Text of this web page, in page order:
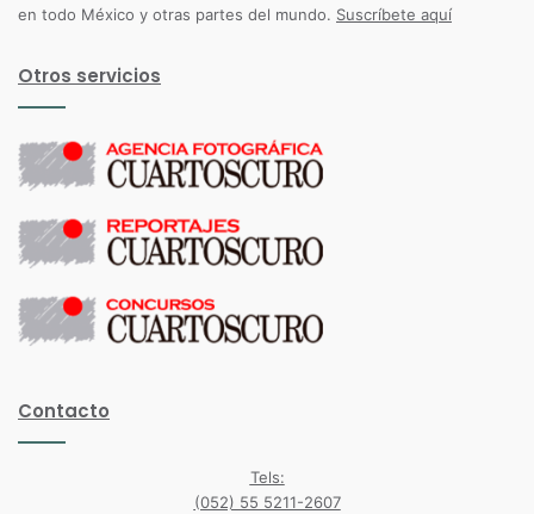
en todo México y otras partes del mundo. Suscríbete aquí
Otros servicios
Contacto
Tels:
(052) 55 5211-2607